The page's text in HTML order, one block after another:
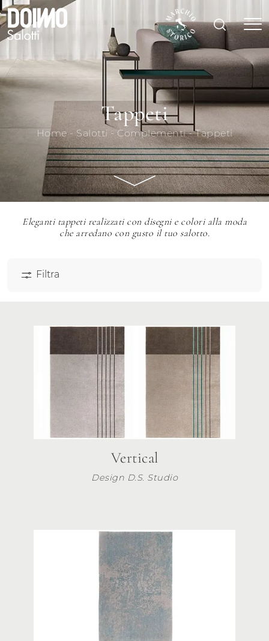
Tappeti
Home-Salotti - Complementi-Tappeti
Eleganti tappeti realizzati con disegni e colori alla moda
che arredano con gusto il tuo salotto.
Filtra
Vertical
Design D.S. Studio